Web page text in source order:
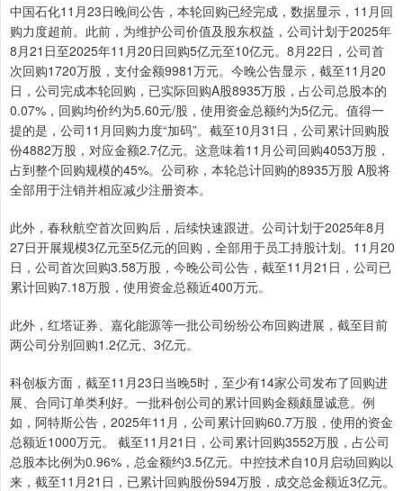
中国石化11月23日晚间公告，本轮回购已经完成，数据显示，11月回
购力度超前。此前，为维护公司价值及股东权益，公司计划于2025年
8月21日至2025年11月20日回购5亿元至10亿元。8月22日，公司首
次回购1720万股，支付金额9981万元。今晚公告显示，截至11月20
日，公司完成本轮回购，已实际回购A股8935万股，占公司总股本的
0.07%，回购均价约为5.60元/股，使用资金总额约为5亿元。值得一
提的是，公司11月回购力度“加码”。截至10月31日，公司累计回购股
份4882万股，对应金额2.7亿元。这意味着11月公司回购4053万股，
占到整个回购规模的45%。公司称，本轮总计回购的8935万股 A股将
全部用于注销并相应减少注册资本。
此外，春秋航空首次回购后，后续快速跟进。公司计划于2025年8月
27日开展规模3亿元至5亿元的回购，全部用于员工持股计划。11月20
日，公司首次回购3.58万股，今晚公司公告，截至11月21日，公司已
累计回购7.18万股，使用资金总额近400万元。
此外，红塔证券、嘉化能源等一批公司纷纷公布回购进展，截至目前
两公司分别回购1.2亿元、3亿元。
科创板方面，截至11月23日当晚5时，至少有14家公司发布了回购进
展、合同订单类利好。一批科创公司的累计回购金额颇显诚意。例
如，阿特斯公告，2025年11月，公司累计回购60.7万股，使用的资金
总额近1000万元。 截至11月21日，公司累计回购3552万股，占公司
总股本比例为0.96%，总金额约3.5亿元。中控技术自10月启动回购以
来，截至11月21日，已累计回购股份594万股，成交总金额近3亿元。